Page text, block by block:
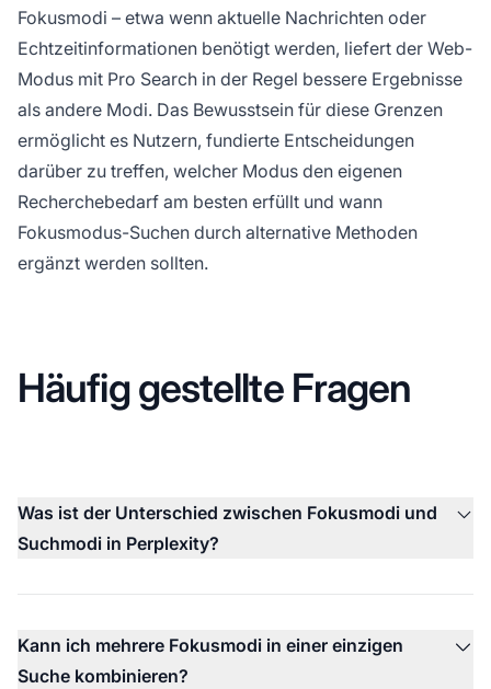
Fokusmodi – etwa wenn aktuelle Nachrichten oder
Echtzeitinformationen benötigt werden, liefert der Web-
Modus mit Pro Search in der Regel bessere Ergebnisse
als andere Modi. Das Bewusstsein für diese Grenzen
ermöglicht es Nutzern, fundierte Entscheidungen
darüber zu treffen, welcher Modus den eigenen
Recherchebedarf am besten erfüllt und wann
Fokusmodus-Suchen durch alternative Methoden
ergänzt werden sollten.
Häufig gestellte Fragen
Was ist der Unterschied zwischen Fokusmodi und
Suchmodi in Perplexity?
Kann ich mehrere Fokusmodi in einer einzigen
Suche kombinieren?